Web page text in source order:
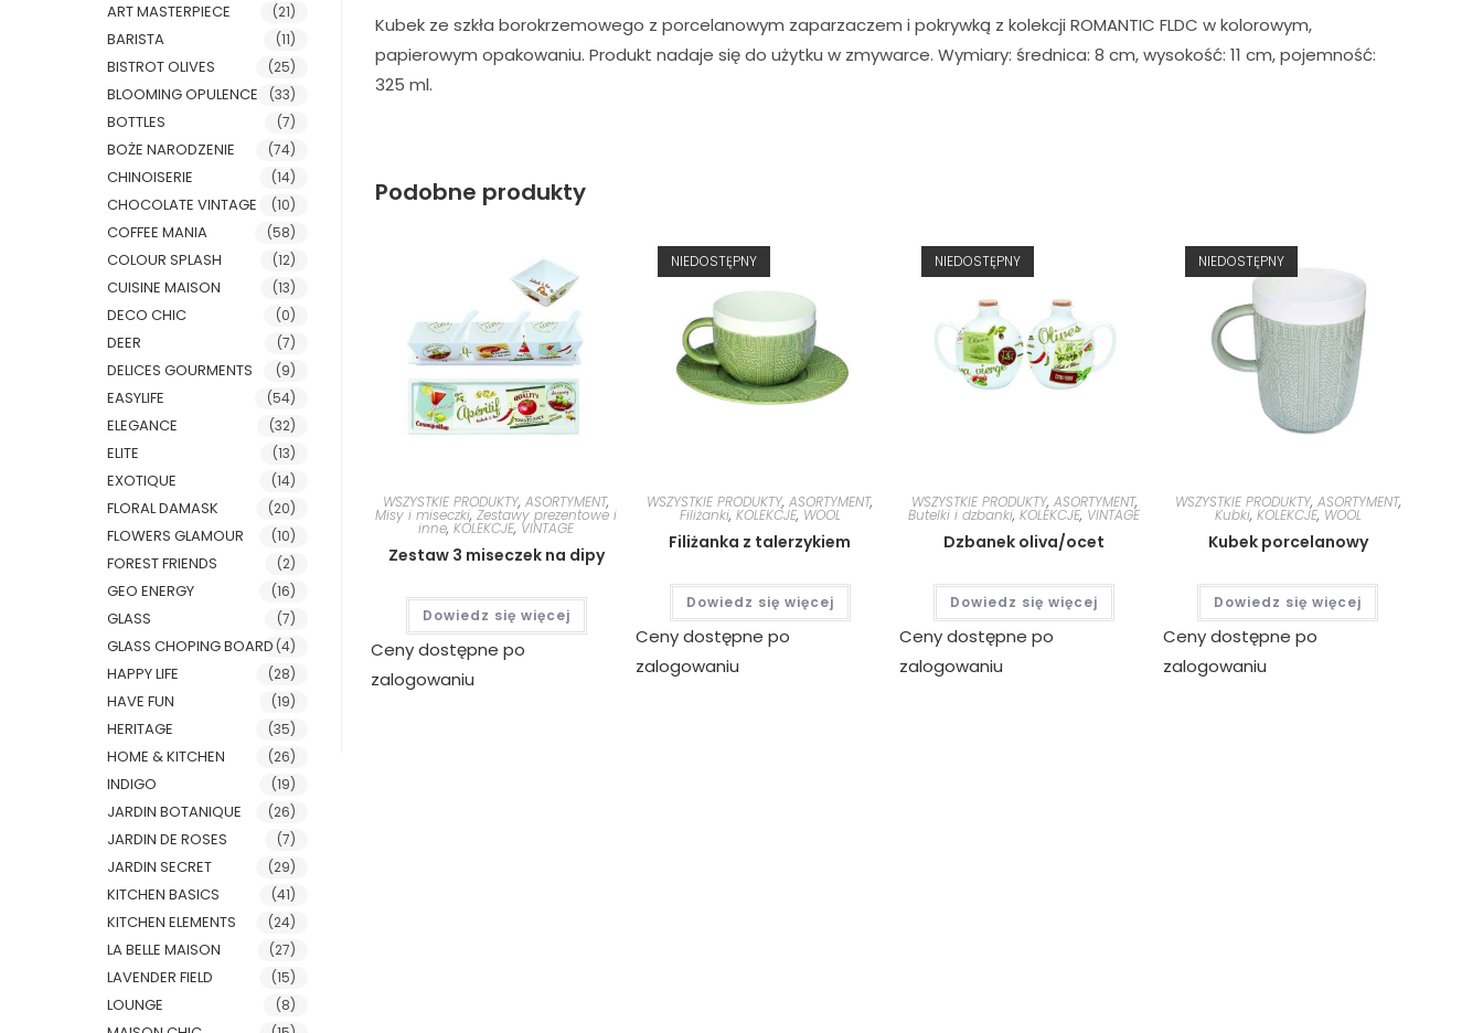
Kubek ze szkła borokrzemowego z porcelanowym zaparzaczem i pokrywką z kolekcji ROMANTIC FLDC w kolorowym,
papierowym opakowaniu. Produkt nadaje się do użytku w zmywarce. Wymiary: średnica: 8 cm, wysokość: 11 cm, pojemność:
325 ml.
Podobne produkty
WSZYSTKIE PRODUKTY,ASORTYMENT,
Misy i miseczki,Zestawy prezentowe i
inne,KOLEKCJE, VINTAGE
Zestaw 3 miseczek na dipy
Dowiedz się więcej
Ceny dostępne po
zalogowaniu
NIEDOSTĘPNY
WSZYSTKIE PRODUKTY,ASORTYMENT,
Filiżanki, KOLEKCJE, WOOL
Filiżanka z talerzykiem
Dowiedz się więcej
Ceny dostępne po
zalogowaniu
NIEDOSTĘPNY
WSZYSTKIE PRODUKTY, ASORTYMENT,
Butelki i dzbanki,KOLEKCJE, VINTAGE
Dzbanek oliva/ocet
Dowiedz się więcej
Ceny dostępne po
zalogowaniu
NIEDOSTĘPNY
WSZYSTKIE PRODUKTY, ASORTYMENT,
Kubki, KOLEKCJE, WOOL
Kubek porcelanowy
Dowiedz się więcej
Ceny dostępne po
zalogowaniu
ART MASTERPIECE (21)
BARISTA (11)
BISTROT OLIVES (25)
BLOOMING OPULENCE (33)
BOTTLES (7)
BOŻE NARODZENIE (74)
CHINOISERIE (14)
CHOCOLATE VINTAGE (10)
COFFEE MANIA (58)
COLOUR SPLASH (12)
CUISINE MAISON (13)
DECO CHIC (0)
DEER (7)
DELICES GOURMENTS (9)
EASYLIFE (54)
ELEGANCE (32)
ELITE (13)
EXOTIQUE (14)
FLORAL DAMASK (20)
FLOWERS GLAMOUR (10)
FOREST FRIENDS (2)
GEO ENERGY (16)
GLASS (7)
GLASS CHOPING BOARD (4)
HAPPY LIFE (28)
HAVE FUN (19)
HERITAGE (35)
HOME & KITCHEN (26)
INDIGO (19)
JARDIN BOTANIQUE (26)
JARDIN DE ROSES (7)
JARDIN SECRET (29)
KITCHEN BASICS (41)
KITCHEN ELEMENTS (24)
LA BELLE MAISON (27)
LAVENDER FIELD (15)
LOUNGE (8)